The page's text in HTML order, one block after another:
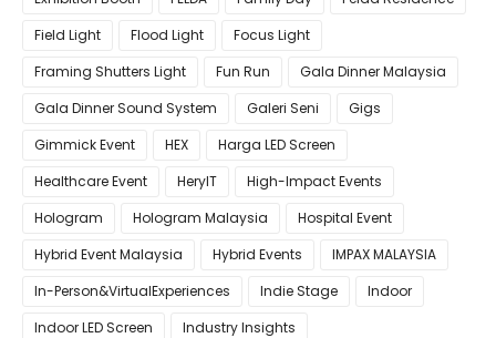
Field Light
Flood Light
Focus Light
Framing Shutters Light
Fun Run
Gala Dinner Malaysia
Gala Dinner Sound System
Galeri Seni
Gigs
Gimmick Event
HEX
Harga LED Screen
Healthcare Event
HeryIT
High-Impact Events
Hologram
Hologram Malaysia
Hospital Event
Hybrid Event Malaysia
Hybrid Events
IMPAX MALAYSIA
In-Person&VirtualExperiences
Indie Stage
Indoor
Indoor LED Screen
Industry Insights